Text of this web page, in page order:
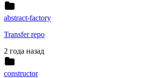
abstract-factory
Transfer repo
2 года назад
constructor